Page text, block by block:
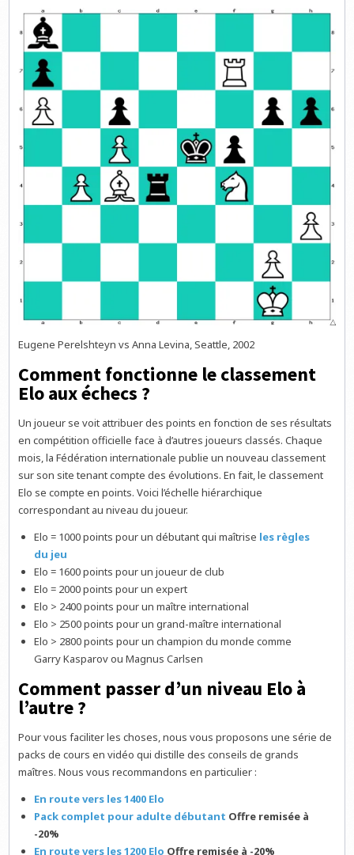
Eugene Perelshteyn vs Anna Levina, Seattle, 2002
Comment fonctionne le classement
Elo aux échecs ?
Un joueur se voit attribuer des points en fonction de ses résultats
en compétition officielle face à d’autres joueurs classés. Chaque
mois, la Fédération internationale publie un nouveau classement
sur son site tenant compte des évolutions. En fait, le classement
Elo se compte en points. Voici l’échelle hiérarchique
correspondant au niveau du joueur.
Elo = 1000 points pour un débutant qui maîtrise les règles
du jeu
Elo = 1600 points pour un joueur de club
Elo = 2000 points pour un expert
Elo > 2400 points pour un maître international
Elo > 2500 points pour un grand-maître international
Elo > 2800 points pour un champion du monde comme
Garry Kasparov ou Magnus Carlsen
Comment passer d’un niveau Elo à
l’autre ?
Pour vous faciliter les choses, nous vous proposons une série de
packs de cours en vidéo qui distille des conseils de grands
maîtres. Nous vous recommandons en particulier :
En route vers les 1400 Elo
Pack complet pour adulte débutant Offre remisée à
-20%
En route vers les 1200 Elo Offre remisée à -20%